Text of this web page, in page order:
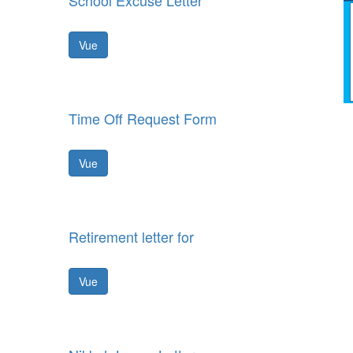
Vue
Time Off Request Form
Vue
Retirement letter for
Vue